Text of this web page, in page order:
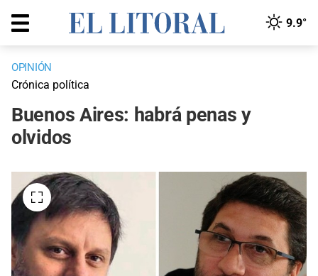
9.9°
OPINIÓN
Crónica política
Buenos Aires: habrá penas y
olvidos